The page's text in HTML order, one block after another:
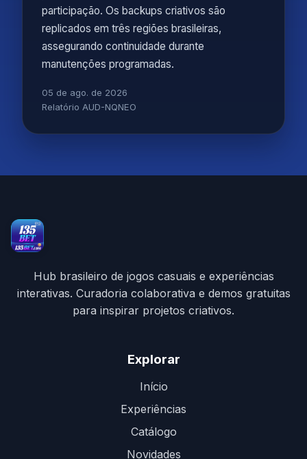
participação. Os backups criativos são
replicados em três regiões brasileiras,
assegurando continuidade durante
manutenções programadas.
05 de ago. de 2026
Relatório AUD-NQNEO
Hub brasileiro de jogos casuais e experiências
interativas. Curadoria colaborativa e demos gratuitas
para inspirar projetos criativos.
Explorar
Início
Experiências
Catálogo
Novidades